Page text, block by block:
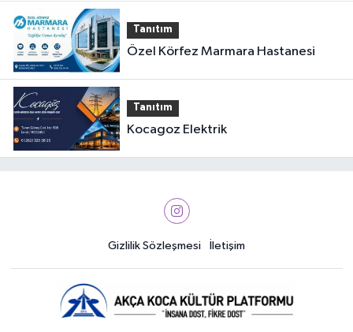
Tanıtım
Özel Körfez Marmara Hastanesi
Tanıtım
Kocagoz Elektrik
Gizlilik Sözleşmesi İletişim